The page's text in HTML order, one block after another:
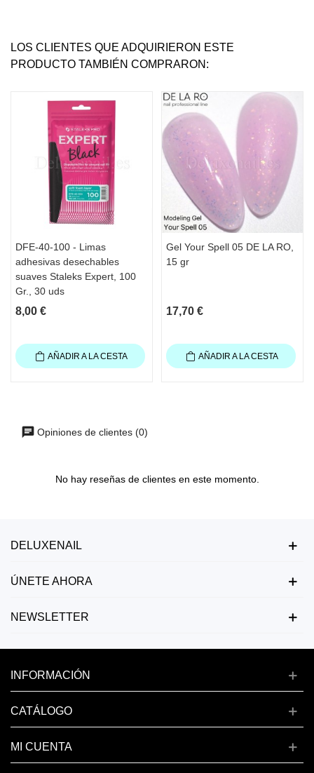
LOS CLIENTES QUE ADQUIRIERON ESTE
PRODUCTO TAMBIÉN COMPRARON:
DFE-40-100 - Limas
adhesivas desechables
suaves Staleks Expert, 100
Gr., 30 uds
8,00 €
AÑADIR A LA CESTA
Gel Your Spell 05 DE LA RO,
15 gr
17,70 €
AÑADIR A LA CESTA
Opiniones de clientes (0)
No hay reseñas de clientes en este momento.
DELUXENAIL
ÚNETE AHORA
NEWSLETTER
INFORMACIÓN
CATÁLOGO
MI CUENTA